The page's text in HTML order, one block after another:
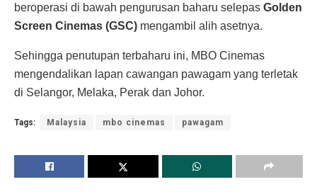
beroperasi di bawah pengurusan baharu selepas Golden
Screen Cinemas (GSC) mengambil alih asetnya.
Sehingga penutupan terbaharu ini, MBO Cinemas
mengendalikan lapan cawangan pawagam yang terletak
di Selangor, Melaka, Perak dan Johor.
Tags: Malaysia mbo cinemas pawagam